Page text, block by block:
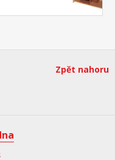
Zpět nahoru